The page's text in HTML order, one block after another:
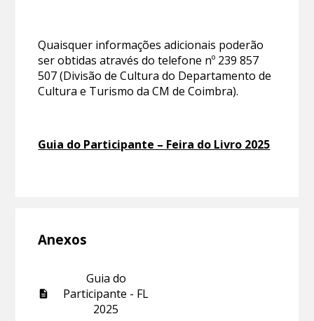
Quaisquer informações adicionais poderão
ser obtidas através do telefone nº 239 857
507 (Divisão de Cultura do Departamento de
Cultura e Turismo da CM de Coimbra).
Guia do Participante – Feira do Livro 2025
Anexos
Guia do
Participante - FL
2025